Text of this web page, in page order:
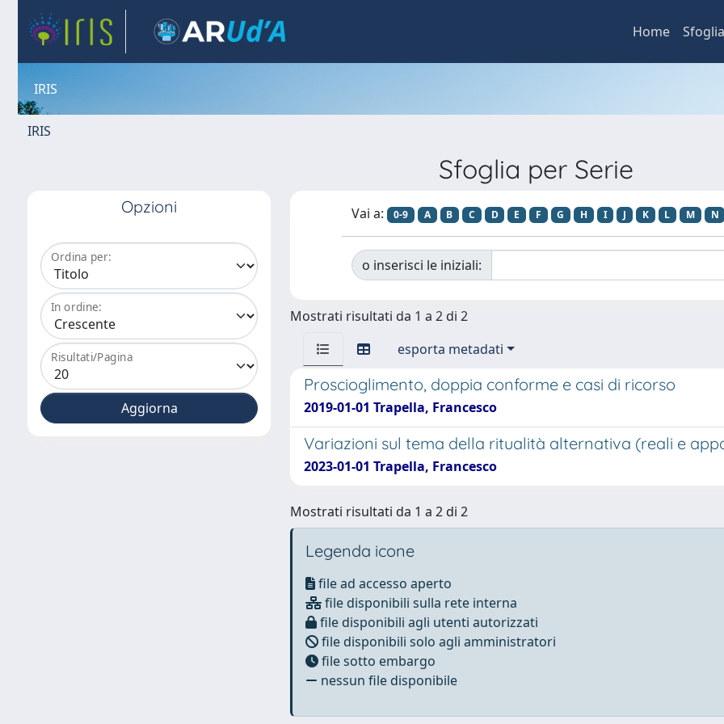
Home Sfoglia
IRIS
IRIS
Sfoglia per Serie
Opzioni
Ordina per:
In ordine:
Risultati/Pagina
Vai a: 0-9 A B C D E F G H I J K L M N
o inserisci le iniziali:
Mostrati risultati da 1 a 2 di 2
esporta metadati
Proscioglimento, doppia conforme e casi di ricorso
2019-01-01 Trapella, Francesco
Variazioni sul tema della ritualità alternativa (reali e
2023-01-01 Trapella, Francesco
Mostrati risultati da 1 a 2 di 2
Legenda icone
file ad accesso aperto
file disponibili sulla rete interna
file disponibili agli utenti autorizzati
file disponibili solo agli amministratori
file sotto embargo
nessun file disponibile